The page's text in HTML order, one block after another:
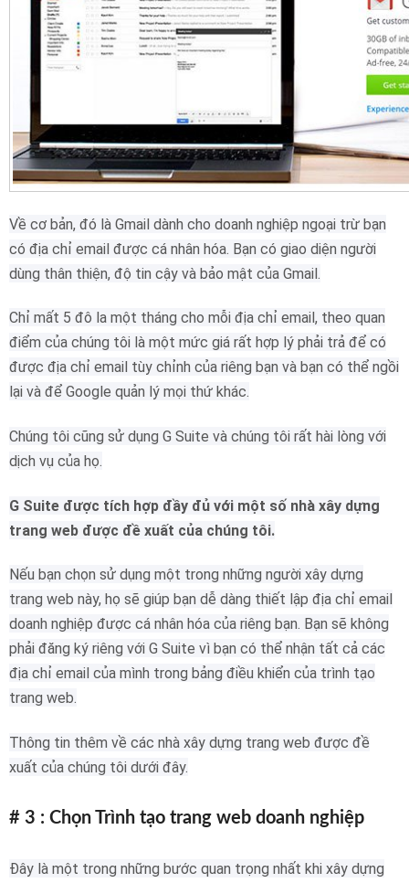
Về cơ bản, đó là Gmail dành cho doanh nghiệp ngoại trừ bạn
có địa chỉ email được cá nhân hóa. Bạn có giao diện người
dùng thân thiện, độ tin cậy và bảo mật của Gmail.
Chỉ mất 5 đô la một tháng cho mỗi địa chỉ email, theo quan
điểm của chúng tôi là một mức giá rất hợp lý phải trả để có
được địa chỉ email tùy chỉnh của riêng bạn và bạn có thể ngồi
lại và để Google quản lý mọi thứ khác.
Chúng tôi cũng sử dụng G Suite và chúng tôi rất hài lòng với
dịch vụ của họ.
G Suite được tích hợp đầy đủ với một số nhà xây dựng
trang web được đề xuất của chúng tôi.
Nếu bạn chọn sử dụng một trong những người xây dựng
trang web này, họ sẽ giúp bạn dễ dàng thiết lập địa chỉ email
doanh nghiệp được cá nhân hóa của riêng bạn. Bạn sẽ không
phải đăng ký riêng với G Suite vì bạn có thể nhận tất cả các
địa chỉ email của mình trong bảng điều khiển của trình tạo
trang web.
Thông tin thêm về các nhà xây dựng trang web được đề
xuất của chúng tôi dưới đây.
# 3 : Chọn Trình tạo trang web doanh nghiệp
Đây là một trong những bước quan trọng nhất khi xây dựng